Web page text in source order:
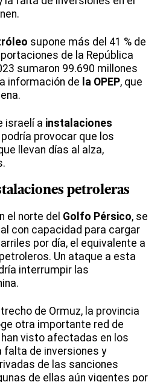
supone más del 41 % de
de la República
sumaron 99.690 millones
información de la OPEP, que
israelí a instalaciones
podría provocar que los
llevan días al alza,
petroleras
el norte del Golfo Pérsico, se
con capacidad para cargar
por día, el equivalente a
Un ataque a esta
interrumpir las
de Ormuz, la provincia
otra importante red de
visto afectadas en los
falta de inversiones y
de las sanciones
de ellas aún vigentes por